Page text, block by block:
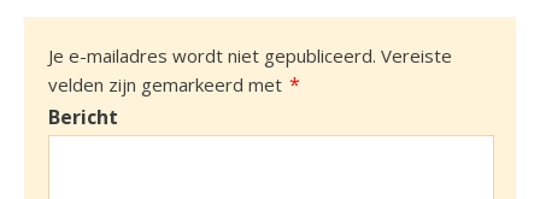
Je e-mailadres wordt niet gepubliceerd. Vereiste
velden zijn gemarkeerd met *
Bericht